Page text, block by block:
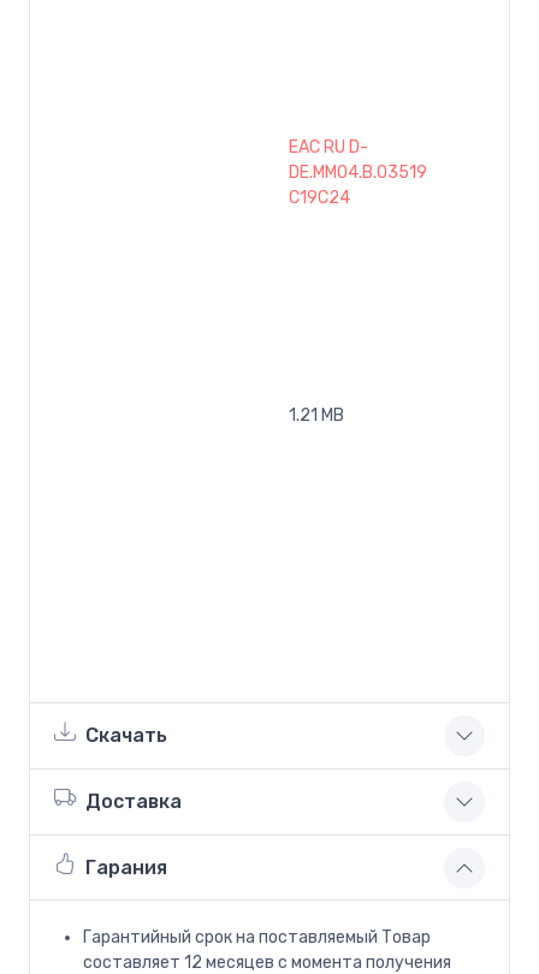
EAC RU D-
DE.MM04.B.03519
C19C24
1.21 MB
Скачать
Доставка
Гарания
Гарантийный срок на поставляемый Товар
составляет 12 месяцев с момента получения